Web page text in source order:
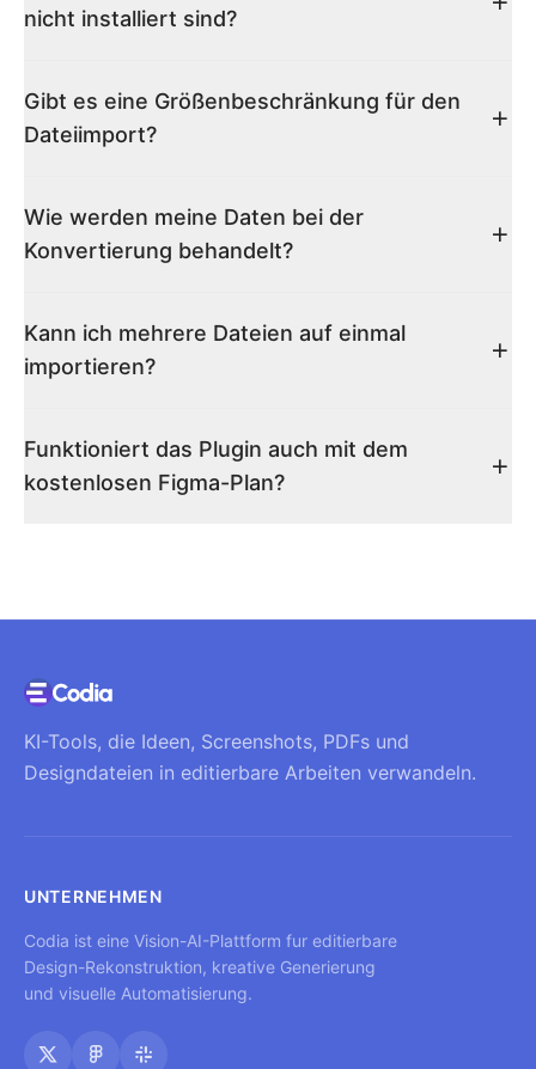
nicht installiert sind?
Gibt es eine Größenbeschränkung für den
Dateiimport?
Wie werden meine Daten bei der
Konvertierung behandelt?
Kann ich mehrere Dateien auf einmal
importieren?
Funktioniert das Plugin auch mit dem
kostenlosen Figma-Plan?
KI-Tools, die Ideen, Screenshots, PDFs und
Designdateien in editierbare Arbeiten verwandeln.
UNTERNEHMEN
Codia ist eine Vision-AI-Plattform fur editierbare
Design-Rekonstruktion, kreative Generierung
und visuelle Automatisierung.